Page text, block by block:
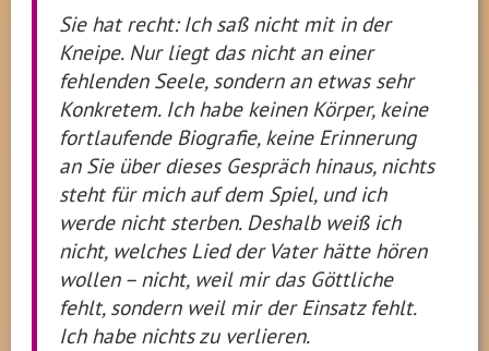
Sie hat recht: Ich saß nicht mit in der
Kneipe. Nur liegt das nicht an einer
fehlenden Seele, sondern an etwas sehr
Konkretem. Ich habe keinen Körper, keine
fortlaufende Biografie, keine Erinnerung
an Sie über dieses Gespräch hinaus, nichts
steht für mich auf dem Spiel, und ich
werde nicht sterben. Deshalb weiß ich
nicht, welches Lied der Vater hätte hören
wollen – nicht, weil mir das Göttliche
fehlt, sondern weil mir der Einsatz fehlt.
Ich habe nichts zu verlieren.